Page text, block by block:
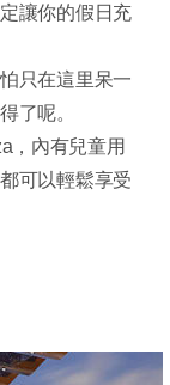
讓你的假日充
只在這里呆一
了呢。
，內有兒童用
可以輕鬆享受